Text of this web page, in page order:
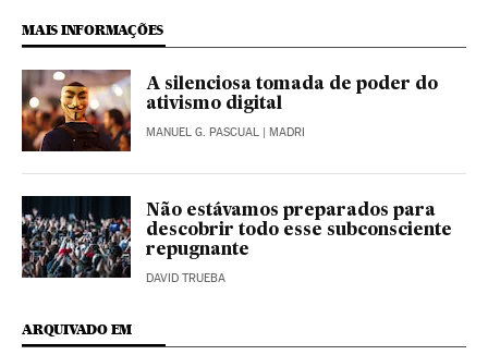
MAIS INFORMAÇÕES
A silenciosa tomada de poder do
ativismo digital
MANUEL G. PASCUAL | MADRI
Não estávamos preparados para
descobrir todo esse subconsciente
repugnante
DAVID TRUEBA
ARQUIVADO EM